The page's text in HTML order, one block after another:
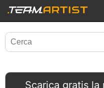
Scarica gratis la